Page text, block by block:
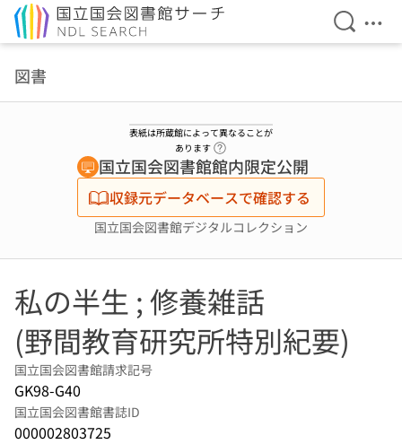
検索を
メ
図書
表紙は所蔵館によって異なることが
あります
国立国会図書館館内限定公開
収録元データベースで確認する
国立国会図書館デジタルコレクション
私の半生 ; 修養雑話
(野間教育研究所特別紀要)
国立国会図書館請求記号
GK98-G40
国立国会図書館書誌ID
000002803725